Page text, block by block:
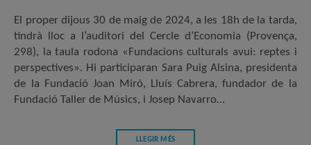
El proper dijous 30 de maig de 2024, a les 18h de la tarda,
tindrà lloc a l’auditori del Cercle d’Economia (Provença,
298), la taula rodona «Fundacions culturals avui: reptes i
perspectives». Hi participaran Sara Puig Alsina, presidenta
de la Fundació Joan Miró, Lluís Cabrera, fundador de la
Fundació Taller de Músics, i Josep Navarro…
LLEGIR MÉS